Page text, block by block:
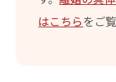
はこちらをご